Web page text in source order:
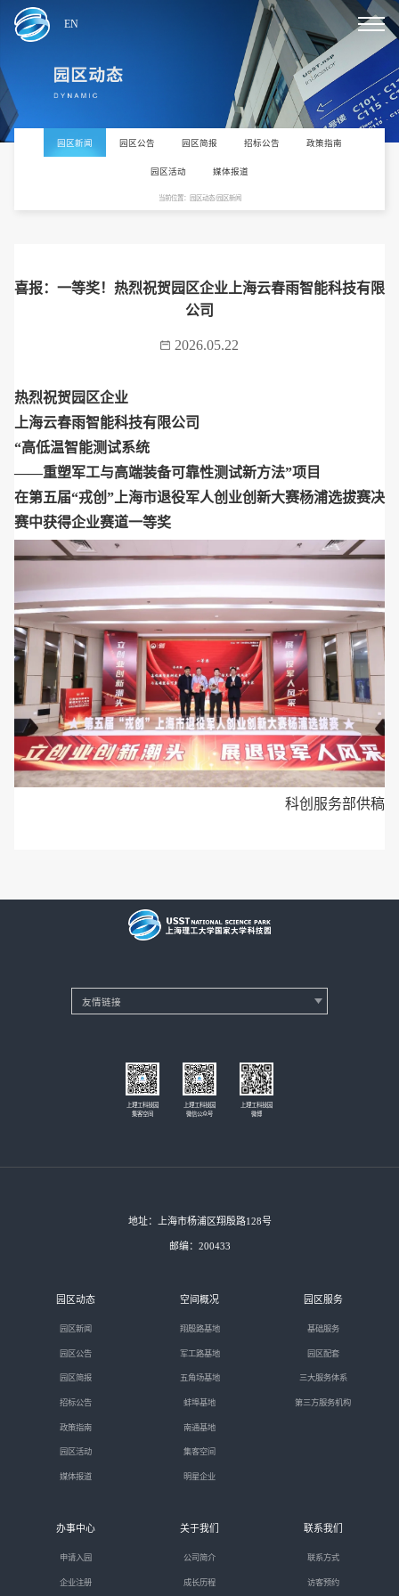
EN
园区新闻 园区公告 园区简报 招标公告 政策指南
园区活动 媒体报道
当前位置：园区动态/园区新闻
喜报：一等奖！热烈祝贺园区企业上海云春雨智能科技有限
公司
2026.05.22
热烈祝贺园区企业
上海云春雨智能科技有限公司
“高低温智能测试系统
——重塑军工与高端装备可靠性测试新方法”项目
在第五届“戎创”上海市退役军人创业创新大赛杨浦选拔赛决
赛中获得企业赛道一等奖
科创服务部供稿
上理工科技园
集客空间
上理工科技园
微信公众号
上理工科技园
微博
地址：上海市杨浦区翔殷路128号
邮编：200433
园区动态
园区新闻
园区公告
园区简报
招标公告
政策指南
园区活动
媒体报道
空间概况
翔殷路基地
军工路基地
五角场基地
蚌埠基地
南通基地
集客空间
明星企业
园区服务
基础服务
园区配套
三大服务体系
第三方服务机构
办事中心
申请入园
企业注册
关于我们
公司简介
成长历程
联系我们
联系方式
访客预约